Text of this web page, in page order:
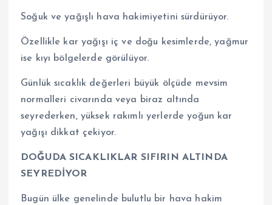
Soğuk ve yağışlı hava hakimiyetini sürdürüyor.
Özellikle kar yağışı iç ve doğu kesimlerde, yağmur
ise kıyı bölgelerde görülüyor.
Günlük sıcaklık değerleri büyük ölçüde mevsim
normalleri civarında veya biraz altında
seyrederken, yüksek rakımlı yerlerde yoğun kar
yağışı dikkat çekiyor.
DOĞUDA SICAKLIKLAR SIFIRIN ALTINDA
SEYREDİYOR
Bugün ülke genelinde bulutlu bir hava hakim